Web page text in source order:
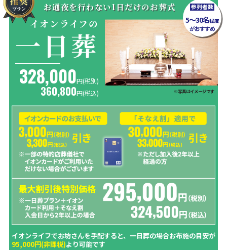
お通夜を行わない1日だけのお葬式
イオンライフの
一日葬
328,000円(税別)
360,800円(税込) ※写真はイメージです
イオンライフでお坊さんを手配すると、一日葬の場合お布施の目安が
95,000円(非課税)より可能です
参列者数
5～30名程度
がおすすめ